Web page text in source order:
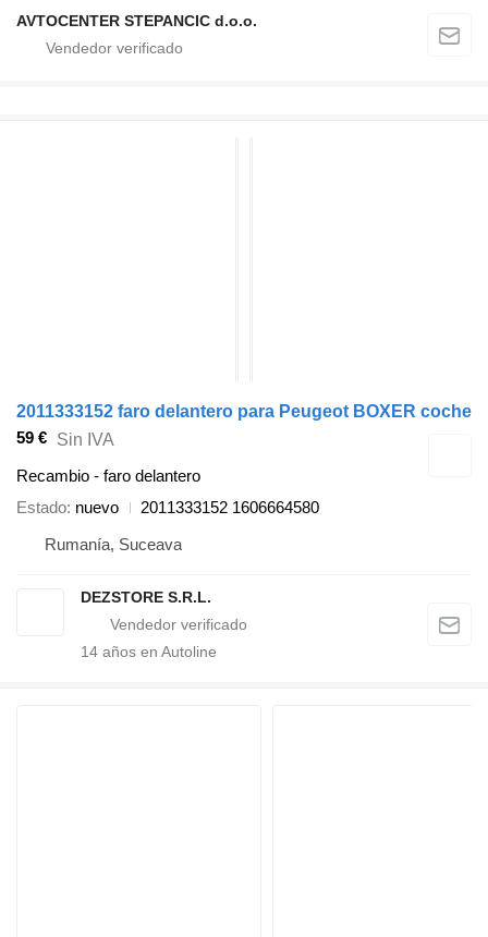
AVTOCENTER STEPANCIC d.o.o.
2011333152 faro delantero para Peugeot BOXER coche
59 € Sin IVA
Recambio - faro delantero
Estado nuevo
2011333152 1606664580
Rumanía, Suceava
DEZSTORE S.R.L.
14 años en Autoline